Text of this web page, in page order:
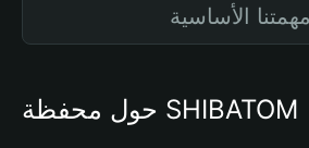
حول محفظة SHIBATOM